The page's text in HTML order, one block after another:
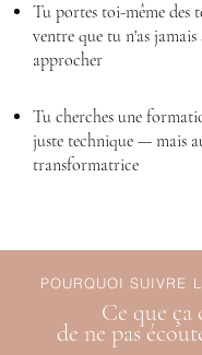
Tu portes toi-même des
ventre que tu n'as
approcher
Tu cherches une
juste technique — mais
transformatrice
POURQUOI SUIVRE
Ce que ça
de ne pas